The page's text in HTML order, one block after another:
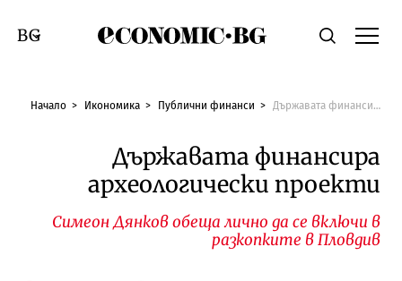
Economic.bgТърсене
Смяна на език
Начало Икономика Публични финанси Държавата финансира археологически проекти
Държавата финансира
археологически проекти
Симеон Дянков обеща лично да се включи в
разкопките в Пловдив